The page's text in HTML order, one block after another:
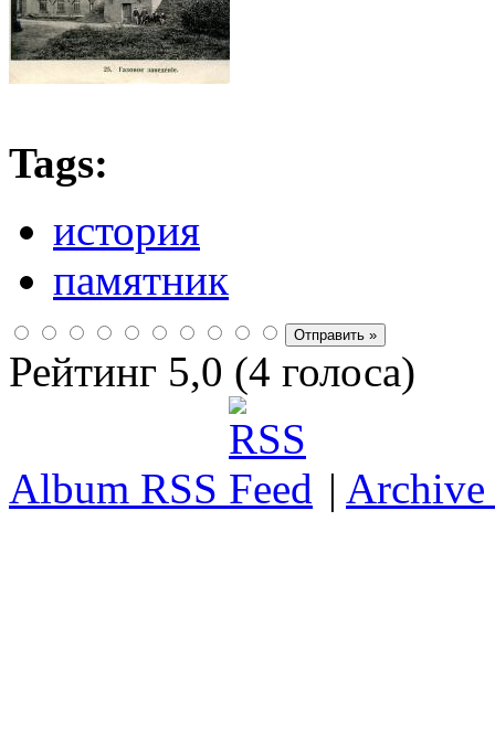
Tags:
история
памятник
Рейтинг 5,0 (4 голоса)
Album RSS |